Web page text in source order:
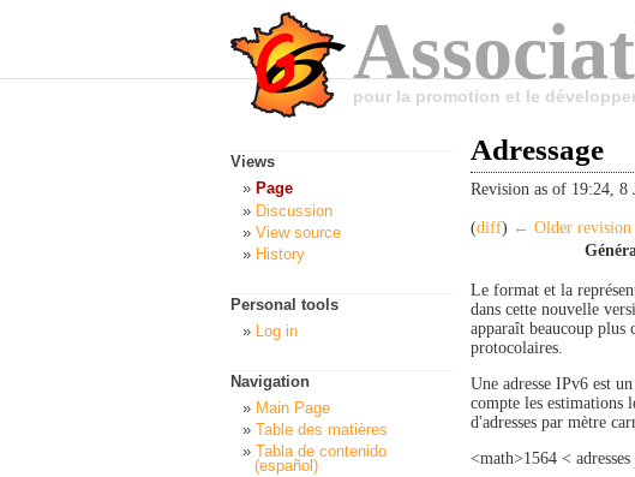
pour la promotion et le
Adressage
Revision as of 19:24, 8
(diff) ← Older revision
Le format et la
dans cette nouvelle
apparaît beaucoup plus
protocolaires.
Une adresse IPv6 est
compte les estimations
d'adresses par mètre
<math>1564 <
Views
Page
Discussion
View source
History
Personal tools
Log in
Navigation
Main Page
Table des matières
Tabla de contenido
(español)